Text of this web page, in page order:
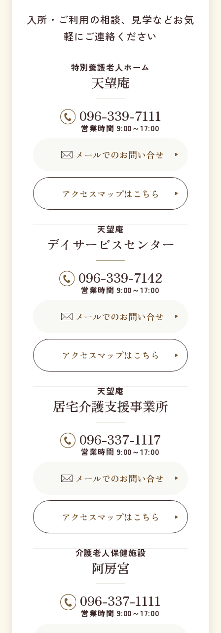
入所・ご利用の相談、見学などお気
軽にご連絡ください
特別養護老人ホーム
天望庵
096-339-7111
営業時間 9:00～17:00
メールでのお問い合せ
アクセスマップはこちら
天望庵
デイサービスセンター
096-339-7142
営業時間 9:00～17:00
メールでのお問い合せ
アクセスマップはこちら
天望庵
居宅介護支援事業所
096-337-1117
営業時間 9:00～17:00
メールでのお問い合せ
アクセスマップはこちら
介護老人保健施設
阿房宮
096-337-1111
営業時間 9:00～17:00